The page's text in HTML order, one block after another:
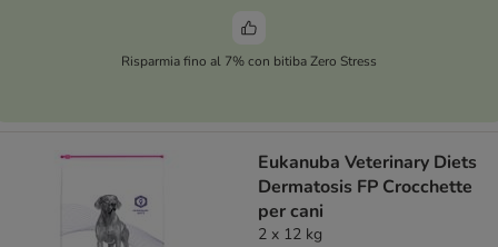
Risparmia fino al 7% con bitiba Zero Stress
Eukanuba Veterinary Diets
Dermatosis FP Crocchette
per cani
2 x 12 kg